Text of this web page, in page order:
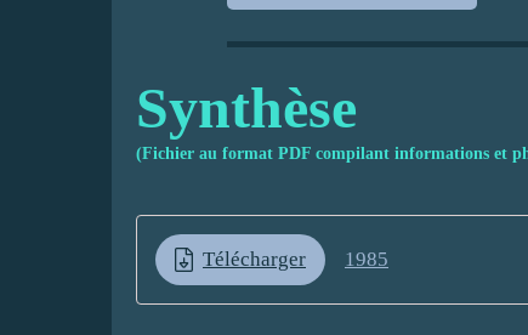
Synthèse
(Fichier au format PDF compilant informations et
Télécharger 1985